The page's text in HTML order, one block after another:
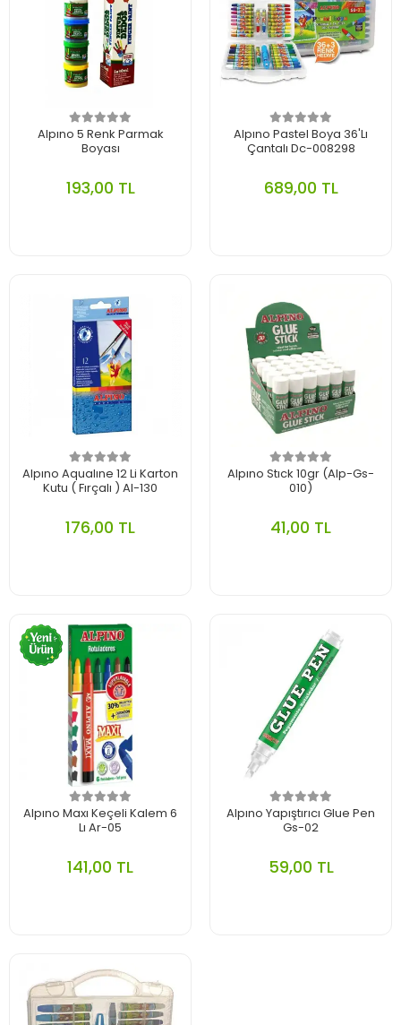
Alpıno 5 Renk Parmak
Boyası
193,00 TL
Alpıno Pastel Boya 36'Lı
Çantalı Dc-008298
689,00 TL
Alpıno Aqualıne 12 Li Karton
Kutu ( Fırçalı ) Al-130
176,00 TL
Alpıno Stıck 10gr (Alp-Gs-
010)
41,00 TL
Alpıno Maxı Keçeli Kalem 6
Lı Ar-05
141,00 TL
Alpıno Yapıştırıcı Glue Pen
Gs-02
59,00 TL